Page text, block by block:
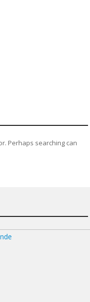
Perhaps searching can